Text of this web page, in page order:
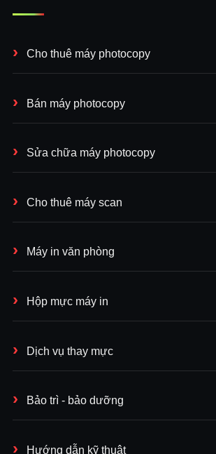
Cho thuê máy photocopy
Bán máy photocopy
Sửa chữa máy photocopy
Cho thuê máy scan
Máy in văn phòng
Hộp mực máy in
Dịch vụ thay mực
Bảo trì - bảo dưỡng
Hướng dẫn kỹ thuật